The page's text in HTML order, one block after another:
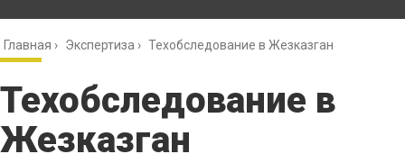
Главная › Экспертиза › Техобследование в Жезказган
Техобследование в
Жезказган